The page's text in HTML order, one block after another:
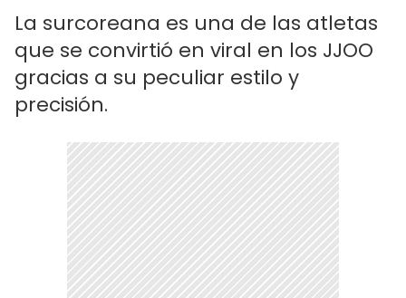
La surcoreana es una de las atletas
que se convirtió en viral en los JJOO
gracias a su peculiar estilo y
precisión.